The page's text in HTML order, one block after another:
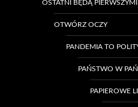
OSTATNI BĘDĄ PIERWSZYMI
OTWÓRZ OCZY
PANDEMIA TO
PAŃSTWO W
PAPIEROWE